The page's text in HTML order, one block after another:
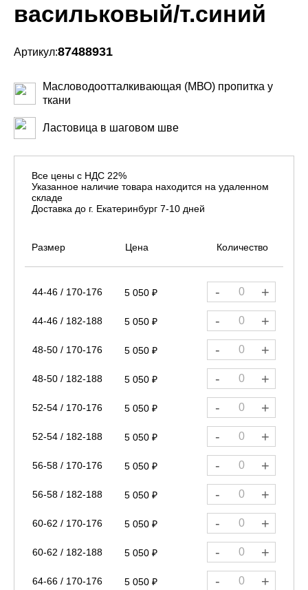
васильковый/т.синий
Артикул:87488931
Масловодоотталкивающая (МВО) пропитка у
ткани
Ластовица в шаговом шве
Все цены с НДС 22%
Указанное наличие товара находится на удаленном
складе
Доставка до г. Екатеринбург 7-10 дней
Размер Цена Количество
44-46 / 170-176 5 050 ₽ - +
44-46 / 182-188 5 050 ₽ - +
48-50 / 170-176 5 050 ₽ - +
48-50 / 182-188 5 050 ₽ - +
52-54 / 170-176 5 050 ₽ - +
52-54 / 182-188 5 050 ₽ - +
56-58 / 170-176 5 050 ₽ - +
56-58 / 182-188 5 050 ₽ - +
60-62 / 170-176 5 050 ₽ - +
60-62 / 182-188 5 050 ₽ - +
64-66 / 170-176 5 050 ₽ - +